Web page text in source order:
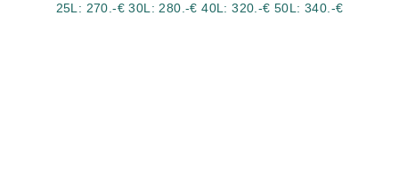
25L: 270.-€ 30L: 280.-€ 40L: 320.-€ 50L: 340.-€